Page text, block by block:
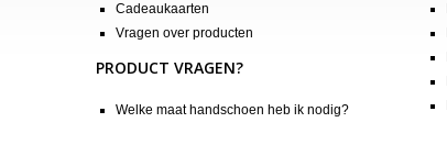
Cadeaukaarten
Vragen over producten
PRODUCT VRAGEN?
Welke maat handschoen heb ik nodig?